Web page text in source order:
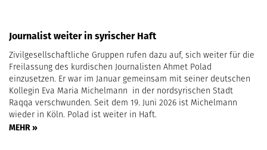
Journalist weiter in syrischer Haft
Zivilgesellschaftliche Gruppen rufen dazu auf, sich weiter für die
Freilassung des kurdischen Journalisten Ahmet Polad
einzusetzen. Er war im Januar gemeinsam mit seiner deutschen
Kollegin Eva Maria Michelmann in der nordsyrischen Stadt
Raqqa verschwunden. Seit dem 19. Juni 2026 ist Michelmann
wieder in Köln. Polad ist weiter in Haft.
MEHR »